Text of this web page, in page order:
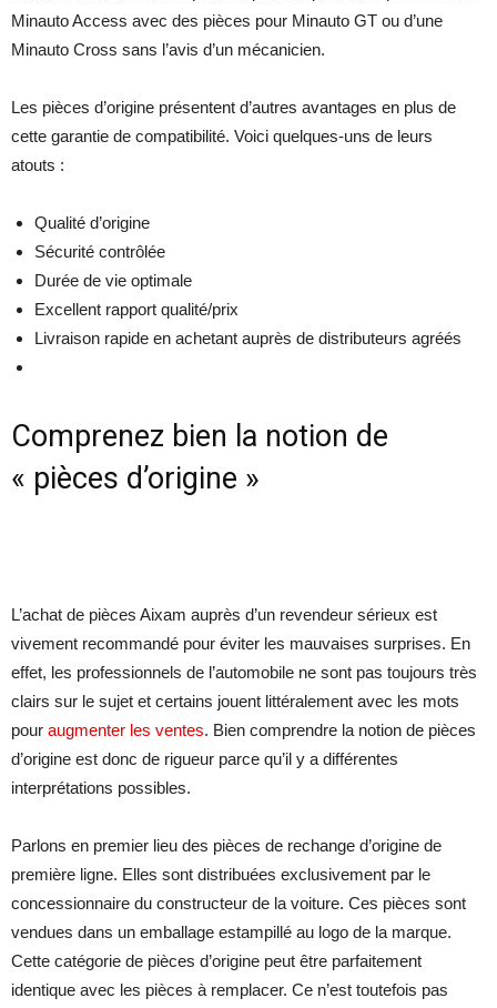
Minauto Access avec des pièces pour Minauto GT ou d’une
Minauto Cross sans l’avis d’un mécanicien.
Les pièces d’origine présentent d’autres avantages en plus de
cette garantie de compatibilité. Voici quelques-uns de leurs
atouts :
Qualité d’origine
Sécurité contrôlée
Durée de vie optimale
Excellent rapport qualité/prix
Livraison rapide en achetant auprès de distributeurs agréés
Comprenez bien la notion de
« pièces d’origine »
L’achat de pièces Aixam auprès d’un revendeur sérieux est
vivement recommandé pour éviter les mauvaises surprises. En
effet, les professionnels de l’automobile ne sont pas toujours très
clairs sur le sujet et certains jouent littéralement avec les mots
pour augmenter les ventes. Bien comprendre la notion de pièces
d’origine est donc de rigueur parce qu’il y a différentes
interprétations possibles.
Parlons en premier lieu des pièces de rechange d’origine de
première ligne. Elles sont distribuées exclusivement par le
concessionnaire du constructeur de la voiture. Ces pièces sont
vendues dans un emballage estampillé au logo de la marque.
Cette catégorie de pièces d’origine peut être parfaitement
identique avec les pièces à remplacer. Ce n’est toutefois pas